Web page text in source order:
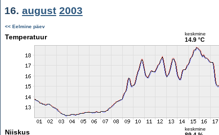
16. august 2003
<< Eelmine päev
Temperatuur keskmine
14.9 °C
Niiskus keskmine